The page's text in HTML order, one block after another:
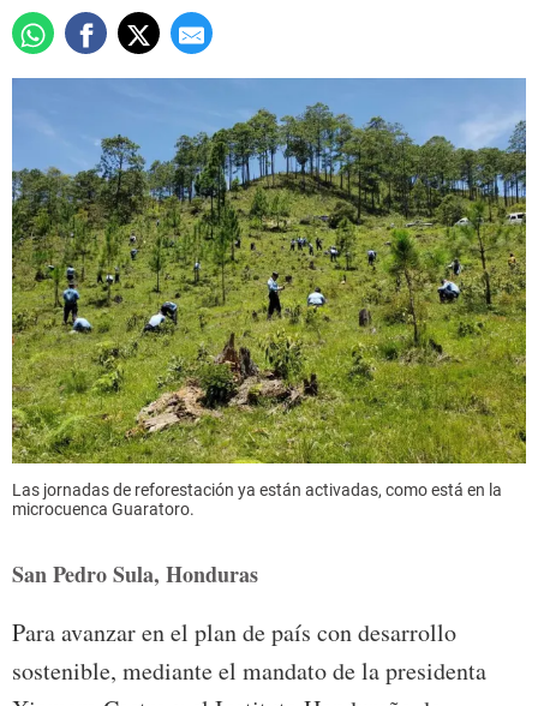
Las jornadas de reforestación ya están activadas, como está en la
microcuenca Guaratoro.
San Pedro Sula, Honduras
Para avanzar en el plan de país con desarrollo
sostenible, mediante el mandato de la presidenta